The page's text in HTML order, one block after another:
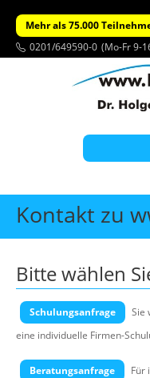
Mehr als 75.000
0201/649590-0 (Mo-Fr 9-
Start
Themen
Offene
Wissen
Über uns
Kontakt zu
Bitte wählen
Schulungsanfrage
Sie
eine individuelle Firmen-
Beratungsanfrage
Für